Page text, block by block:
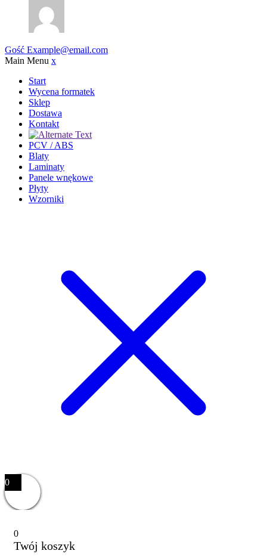
Gość Example@email.com
Main Menu x
Start
Wycena formatek
Sklep
Dostawa
Kontakt
PCV / ABS
Blaty
Laminaty
Panele wnękowe
Płyty
Wzorniki
0
0
Twój koszyk